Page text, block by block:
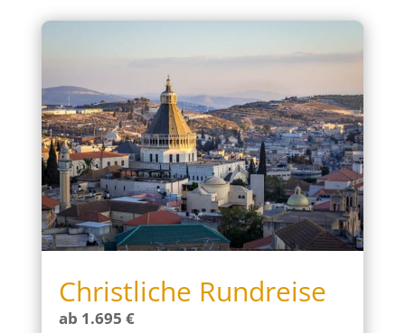
Christliche Rundreise
ab 1.695 €